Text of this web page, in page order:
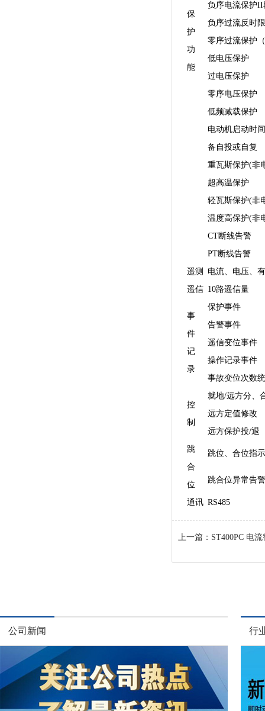
保
护
功
能
负序电流保护II
负序过流反时
零序过流保护
低电压保护
过电压保护
零序电压保护
低频减载保护
电动机启动时
备自投或自复
重瓦斯保护(非
超高温保护
轻瓦斯保护(非
温度高保护(非
CT断线告警
PT断线告警
遥测
遥信
电流、电压、
10路遥信量
事
件
记
录
保护事件
告警事件
遥信变位事件
操作记录事件
事故变位次数
控
制
就地/远方分、
远方定值修改
远方保护投/退
跳
合
位
跳位、合位指示
跳合位异常告警
通讯 RS485
上一篇： ST400PC 电
公司新闻 行